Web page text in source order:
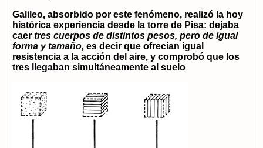
Galileo, absorbido por este fenómeno, realizó la hoy
histórica experiencia desde la torre de Pisa: dejaba
caer tres cuerpos de distintos pesos, pero de igual
forma y tamaño, es decir que ofrecían igual
resistencia a la acción del aire, y comprobó que los
tres llegaban simultáneamente al suelo